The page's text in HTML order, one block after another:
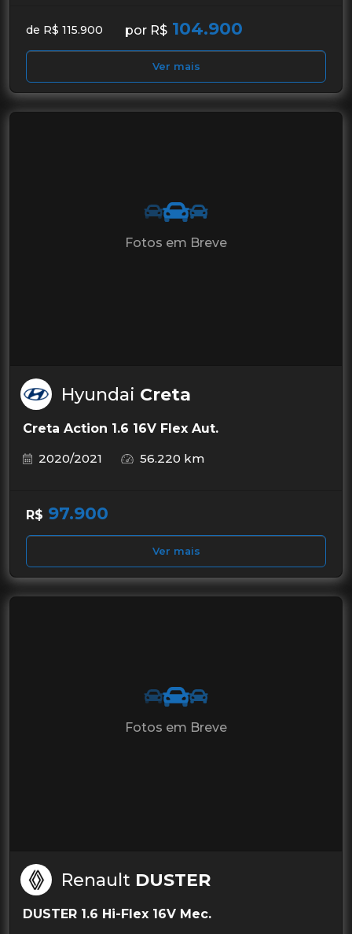
de R$ 115.900 por R$ 104.900
Ver mais
Fotos em Breve
Hyundai Creta
Creta Action 1.6 16V Flex Aut.
2020/2021
56.220 km
R$ 97.900
Ver mais
Fotos em Breve
Renault DUSTER
DUSTER 1.6 Hi-Flex 16V Mec.